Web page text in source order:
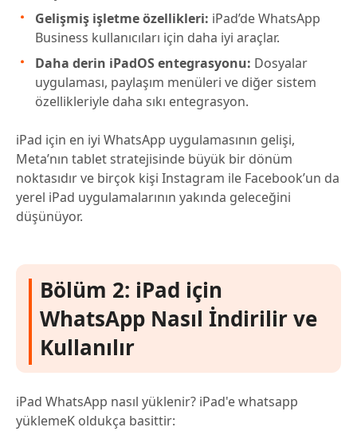
Gelişmiş işletme özellikleri: iPad’de WhatsApp
Business kullanıcıları için daha iyi araçlar.
Daha derin iPadOS entegrasyonu: Dosyalar
uygulaması, paylaşım menüleri ve diğer sistem
özellikleriyle daha sıkı entegrasyon.
iPad için en iyi WhatsApp uygulamasının gelişi,
Meta’nın tablet stratejisinde büyük bir dönüm
noktasıdır ve birçok kişi Instagram ile Facebook’un da
yerel iPad uygulamalarının yakında geleceğini
düşünüyor.
Bölüm 2: iPad için
WhatsApp Nasıl İndirilir ve
Kullanılır
iPad WhatsApp nasıl yüklenir? iPad'e whatsapp
yüklemeK oldukça basittir: